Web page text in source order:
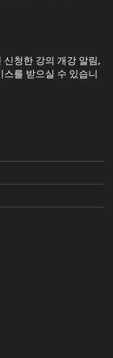
청한 강의 개강 알림,
를 받으실 수 있습니